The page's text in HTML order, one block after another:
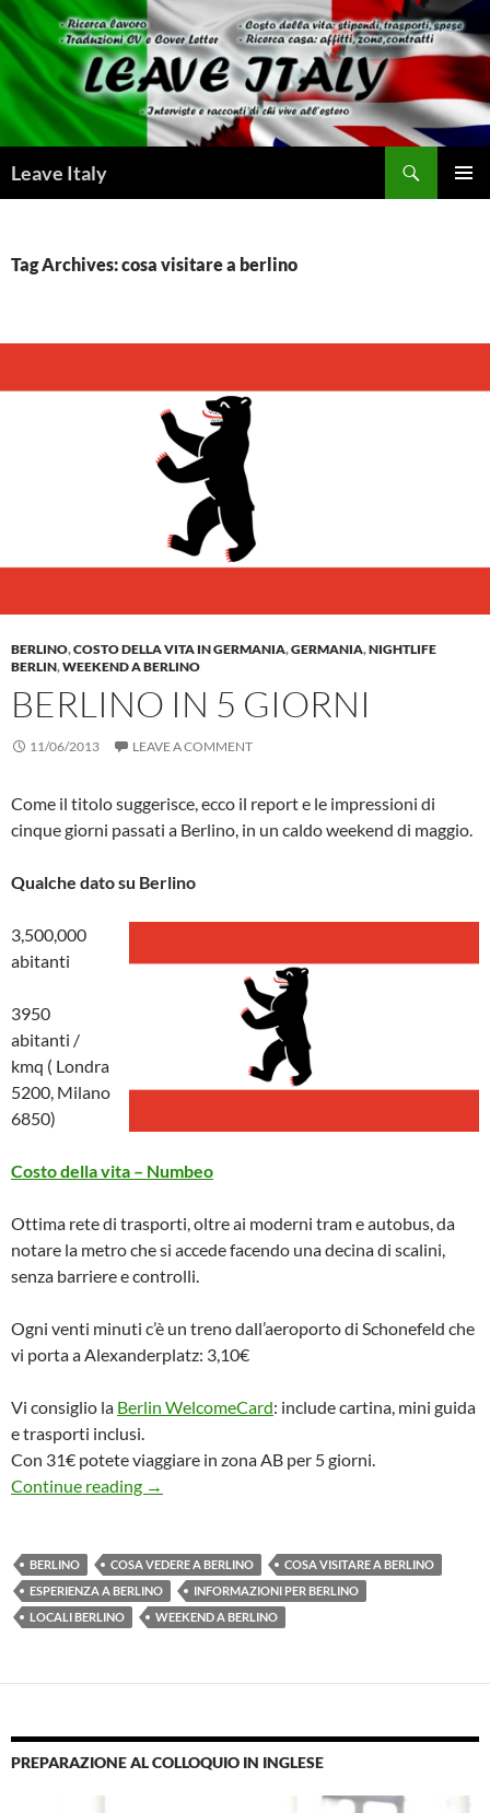
Skip
to
content
Leave Italy
Tag Archives: cosa visitare a berlino
BERLINO,COSTO DELLA VITA IN GERMANIA,GERMANIA,NIGHTLIFE
BERLIN,WEEKEND A BERLINO
BERLINO IN 5 GIORNI
11/06/2013 LEAVE A COMMENT
Come il titolo suggerisce, ecco il report e le impressioni di
cinque giorni passati a Berlino, in un caldo weekend di maggio.
Qualche dato su Berlino
3,500,000
abitanti
3950
abitanti /
kmq ( Londra
5200, Milano
6850)
Costo della vita – Numbeo
Ottima rete di trasporti, oltre ai moderni tram e autobus, da
notare la metro che si accede facendo una decina di scalini,
senza barriere e controlli.
Ogni venti minuti c’è un treno dall’aeroporto di Schonefeld che
vi porta a Alexanderplatz: 3,10€
Vi consiglio la Berlin WelcomeCard: include cartina, mini guida
e trasporti inclusi.
Con 31€ potete viaggiare in zona AB per 5 giorni.
Continue reading Berlino in 5 giorni
→
BERLINO COSA VEDERE A BERLINO
COSA VISITARE A BERLINO
ESPERIENZA A BERLINO
INFORMAZIONI PER BERLINO
LOCALI BERLINO
WEEKEND A BERLINO
PREPARAZIONE AL COLLOQUIO IN INGLESE